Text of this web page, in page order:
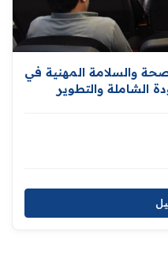
والسلامة المهنية في
الشاملة والتطوير